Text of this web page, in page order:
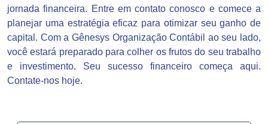
jornada financeira. Entre em contato conosco e comece a
planejar uma estratégia eficaz para otimizar seu ganho de
capital. Com a Gênesys Organização Contábil ao seu lado,
você estará preparado para colher os frutos do seu trabalho
e investimento. Seu sucesso financeiro começa aqui.
Contate-nos hoje.